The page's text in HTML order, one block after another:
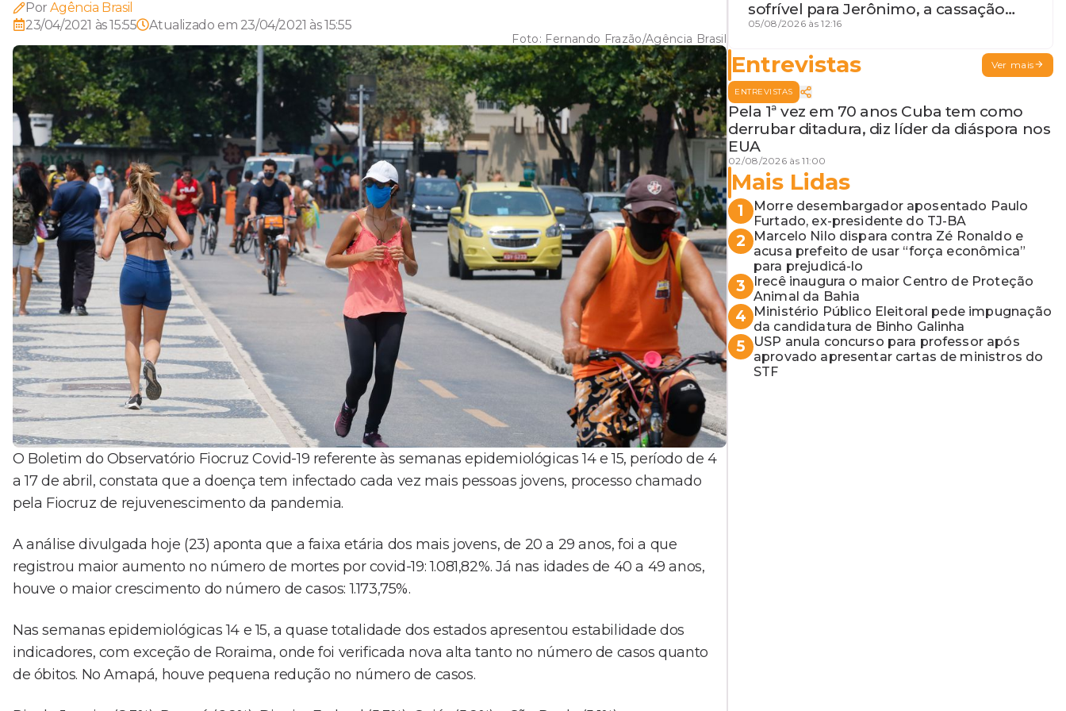
Por Agência Brasil
23/04/2021 às 15:55
Atualizado em 23/04/2021 às 15:55
Foto: Fernando Frazão/Agência Brasil
O Boletim do Observatório Fiocruz Covid-19 referente às semanas epidemiológicas 14 e 15, período de 4
a 17 de abril, constata que a doença tem infectado cada vez mais pessoas jovens, processo chamado
pela Fiocruz de rejuvenescimento da pandemia.
A análise divulgada hoje (23) aponta que a faixa etária dos mais jovens, de 20 a 29 anos, foi a que
registrou maior aumento no número de mortes por covid-19: 1.081,82%. Já nas idades de 40 a 49 anos,
houve o maior crescimento do número de casos: 1.173,75%.
Nas semanas epidemiológicas 14 e 15, a quase totalidade dos estados apresentou estabilidade dos
indicadores, com exceção de Roraima, onde foi verificada nova alta tanto no número de casos quanto
de óbitos. No Amapá, houve pequena redução no número de casos.
sofrível para Jerônimo, a cassação
iminente da desembargadora e a
05/08/2026 às 12:16
Entrevistas Ver mais
ENTREVISTAS
Pela 1ª vez em 70 anos Cuba tem como
derrubar ditadura, diz líder da diáspora nos
EUA
02/08/2026 às 11:00
Mais Lidas
1
Morre desembargador aposentado Paulo
Furtado, ex-presidente do TJ-BA
2
Marcelo Nilo dispara contra Zé Ronaldo e
acusa prefeito de usar “força econômica”
para prejudicá-lo
3
Irecê inaugura o maior Centro de Proteção
Animal da Bahia
4
Ministério Público Eleitoral pede impugnação
da candidatura de Binho Galinha
5
USP anula concurso para professor após
aprovado apresentar cartas de ministros do
STF